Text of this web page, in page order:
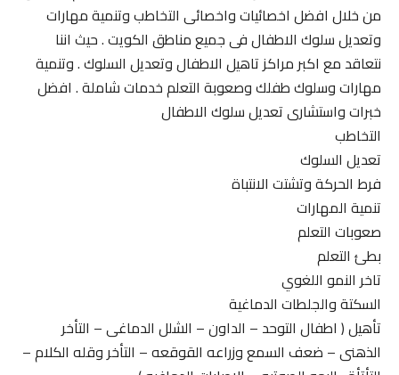
من خلال افضل اخصائيات واخصائى التخاطب وتنمية مهارات
وتعديل سلوك الاطفال فى جميع مناطق الكويت . حيث اننا
نتعاقد مع اكبر مراكز تاهيل الاطفال وتعديل السلوك . وتنمية
مهارات وسلوك طفلك وصعوبة التعلم خدمات شاملة . افضل
خبرات واستشارى تعديل سلوك الاطفال
التخاطب
تعديل السلوك
فرط الحركة وتشتت الانتباة
تنمية المهارات
صعوبات التعلم
بطئ التعلم
تاخر النمو اللغوي
السكتة والجلطات الدماغية
تأهيل ( اطفال التوحد – الداون – الشلل الدماغى – التأخر
الذهنى – ضعف السمع وزراعه القوقعه – التأخر وقله الكلام –